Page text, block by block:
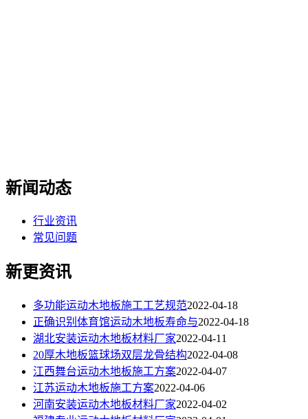
新闻动态
行业资讯
常见问题
新更资讯
多功能运动木地板施工工艺规范2022-04-18
正确识别体育馆运动木地板寿命与2022-04-18
湖北安装运动木地板材料厂家2022-04-11
20厚木地板篮球场双层龙骨结构2022-04-08
江西舞台运动木地板施工方案2022-04-07
江苏运动木地板施工方案2022-04-06
河南安装运动木地板材料厂家2022-04-02